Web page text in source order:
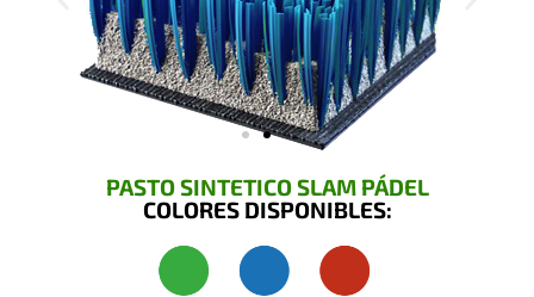
PASTO SINTETICO SLAM PÁDEL
COLORES DISPONIBLES: